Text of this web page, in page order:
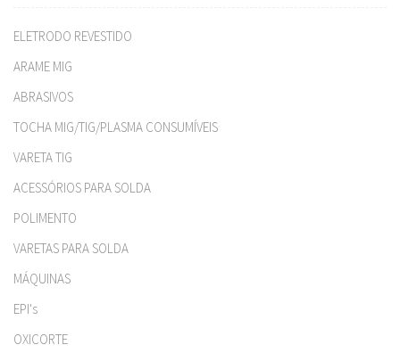
ELETRODO REVESTIDO
ARAME MIG
ABRASIVOS
TOCHA MIG/TIG/PLASMA CONSUMÍVEIS
VARETA TIG
ACESSÓRIOS PARA SOLDA
POLIMENTO
VARETAS PARA SOLDA
MÁQUINAS
EPI's
OXICORTE